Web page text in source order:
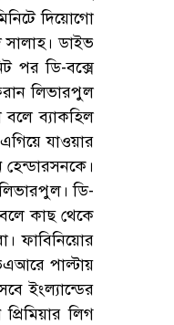
দিয়োগো
ডাইভ
পর ডি-বক্সে
লিভারপুল
বলে ব্যাকহিল
যাওয়ার
ডি-
কাছ থেকে
ফাবিনিয়োর
পাল্টায়
ইংল্যান্ডের
লিগ